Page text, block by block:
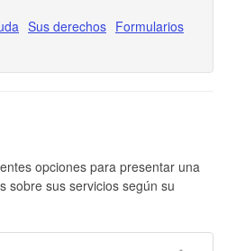
Sus derechos Formularios
opciones para presentar una
sobre sus servicios según su